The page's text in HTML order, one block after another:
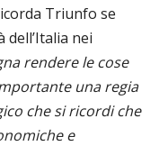
Triunfo se
dell’Italia nei
rendere le cose
una regia
che si ricordi che
e